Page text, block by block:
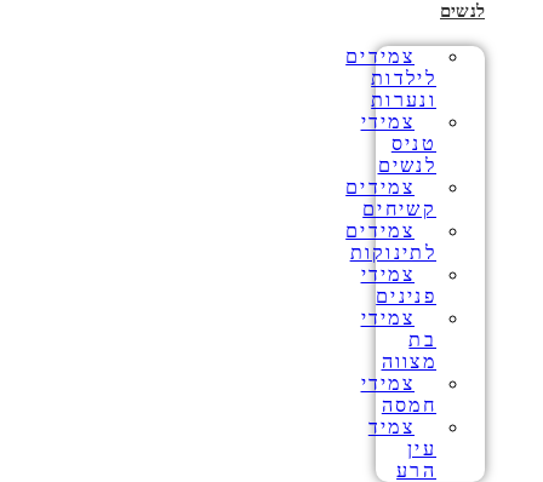
לנשים
צמידים
לילדות
ונערות
צמידי
טניס
לנשים
צמידים
קשיחים
צמידים
לתינוקות
צמידי
פנינים
צמידי
בת
מצווה
צמידי
חמסה
צמיד
עין
הרע